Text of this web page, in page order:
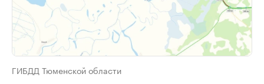
ГИБДД Тюменской области